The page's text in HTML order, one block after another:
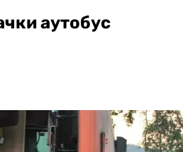
аутобус